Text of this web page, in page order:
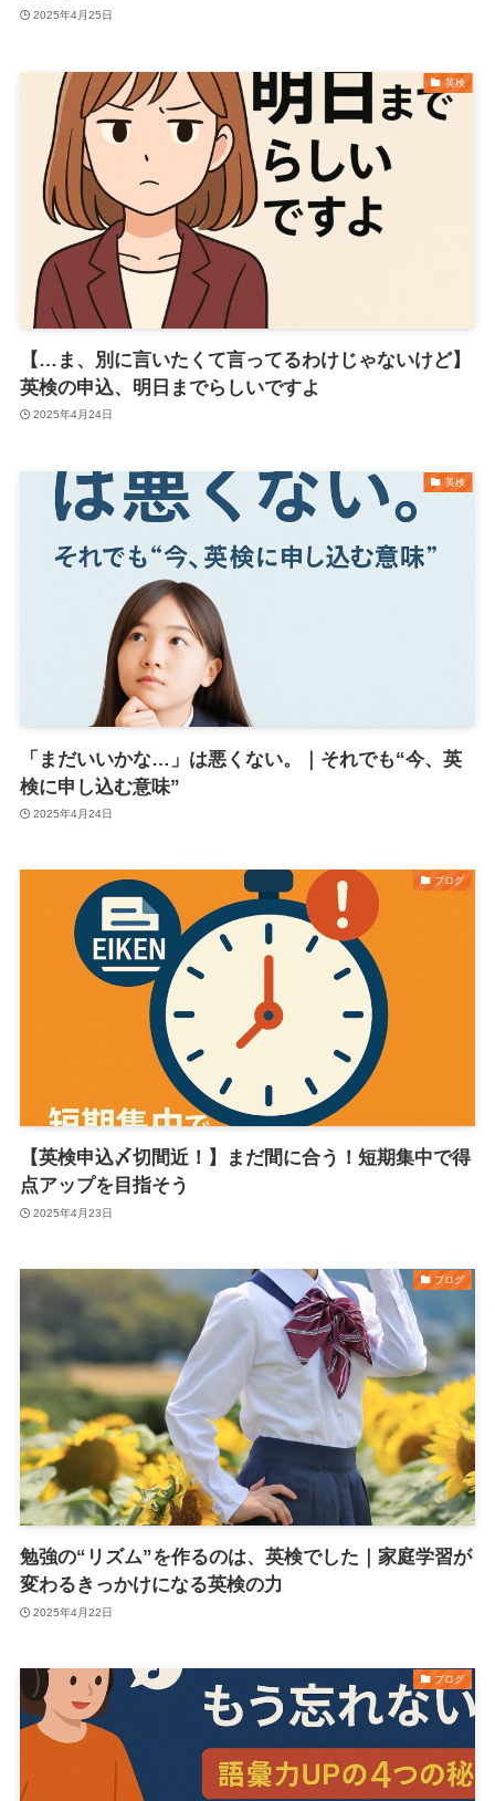
2025年4月25日
英検
【…ま、別に言いたくて言ってるわけじゃないけど】
英検の申込、明日までらしいですよ
2025年4月24日
英検
「まだいいかな…」は悪くない。｜それでも“今、英
検に申し込む意味”
2025年4月24日
ブログ
【英検申込〆切間近！】まだ間に合う！短期集中で得
点アップを目指そう
2025年4月23日
ブログ
勉強の“リズム”を作るのは、英検でした｜家庭学習が
変わるきっかけになる英検の力
2025年4月22日
ブログ